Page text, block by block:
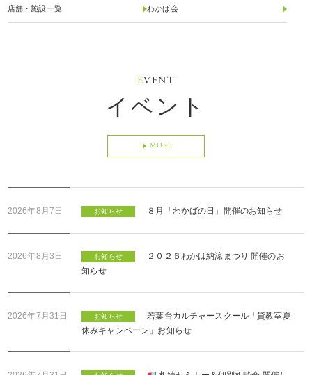
店舗・施設一覧 わかば会
EVENT
イベント
MORE
2026年8月7日 お知らせ ８月「わかばの日」開催のお知らせ
2026年8月3日 お知らせ
２０２６わかば納涼まつり 開催のお
知らせ
2026年7月31日 お知らせ
若葉台カルチャースクール「貸教室夏
休みキャンペーン」お知らせ